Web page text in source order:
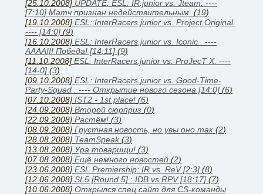
[25.10.2008] UPDATE: ESL: IR:junior vs. Jteam. ----
[7:10] Матч признан недействительным. (19)
[19.10.2008] ESL: InterRacers.junior vs. Project Original.
---- [14:0] (9)
[16.10.2008] ESL: InterRacers.junior vs. Iconic . ----
АААА!!! Победа! [14:11] (9)
[11.10.2008] ESL: InterRacers.junior vs. ProJecT X. ----
[14-0] (3)
[09.10.2008] ESL: InterRacers.junior vs. Good-Time-
Party-Squad . ---- Открытие нового сезона [14:0] (6)
[07.10.2008] IST2 - 1st place! (6)
[24.09.2008] Второй сюрприз (0)
[22.09.2008] Растём! (3)
[08.09.2008] Грустная новость, но увы оно так (2)
[28.08.2008] TeamSpeak(3)
[13.08.2008] Ура товарищи! (3)
[07.08.2008] Ещё немного новостей (2)
[23.06.2008] ESL Premiership: IR vs. ReV [2:3] (8)
[12.06.2008] SL5 [Round 5] : IDB vs RPV [18:17] (7)
[10.06.2008] Открылся спец.сайт для CS-команды